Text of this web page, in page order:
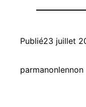
Publié23 juillet
parmanonlennon